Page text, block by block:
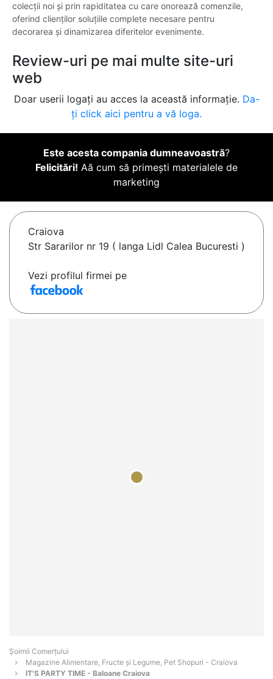
colecții noi și prin rapiditatea cu care onorează comenzile,
oferind clienților soluțiile complete necesare pentru
decorarea și dinamizarea diferitelor evenimente.
Review-uri pe mai multe site-uri
web
Doar userii logați au acces la această informație. Da-
ți click aici pentru a vă loga.
Este acesta compania dumneavoastră?
Felicitări! Aă cum să primești materialele de
marketing
Craiova
Str Sararilor nr 19 ( langa Lidl Calea Bucuresti )
Vezi profilul firmei pe
Șoimii Comerțului
Magazine Alimentare, Fructe și Legume, Pet Shopuri - Craiova
IT'S PARTY TIME - Baloane Craiova